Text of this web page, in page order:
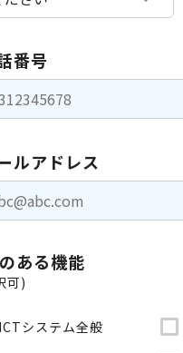
番号
ルアドレス
ある機能
可)
システム全般